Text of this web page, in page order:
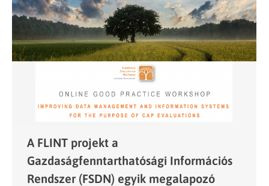
A FLINT projekt a
Gazdaságfenntarthatósági Információs
Rendszer (FSDN) egyik megalapozó